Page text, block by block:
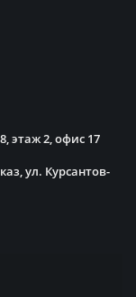
этаж 2, офис 17
ул. Курсантов-